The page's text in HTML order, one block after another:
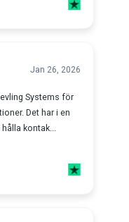
Jan 26, 2026
Systems för
Det har i en
kontak...